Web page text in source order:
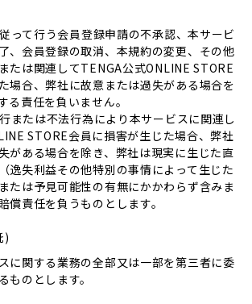
って行う会員登録申請の不承認、本サービ
、会員登録の取消、本規約の変更、その他
たは関連してTENGA公式ONLINE STORE
場合、弊社に故意または過失がある場合を
る責任を負いません。
または不法行為により本サービスに関連し
STORE会員に損害が生じた場合、弊社
がある場合を除き、弊社は現実に生じた直
逸失利益その他特別の事情によって生じた
たは予見可能性の有無にかかわらず含みま
償責任を負うものとします。
)
に関する業務の全部又は一部を第三者に委
ものとします。